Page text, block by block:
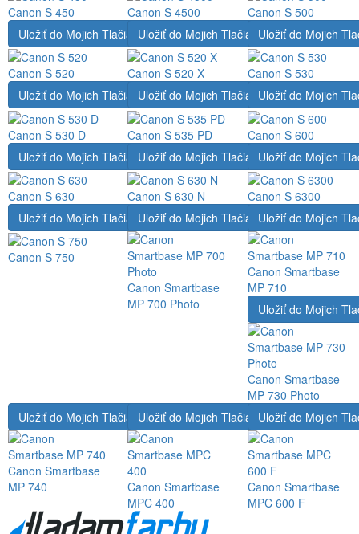
Canon S 450 Canon S 4500
Canon S 500
Uložiť do Mojich Tlačiarní
Canon S 520
Uložiť do Mojich Tlačiarní
Canon S 520 X
Uložiť do Mojich
Canon S 530
Uložiť do Mojich Tlačiarní
Canon S 530 D
Uložiť do Mojich Tlačiarní
Canon S 535 PD
Uložiť do Mojich
Canon S 600
Uložiť do Mojich Tlačiarní
Canon S 630
Uložiť do Mojich Tlačiarní
Canon S 630 N
Uložiť do Mojich
Canon S 6300
Uložiť do Mojich Tlačiarní
Canon S 750
Uložiť do Mojich Tlačiarní
Canon Smartbase
MP 700 Photo
Uložiť do Mojich
Canon Smartbase
MP 710
Uložiť do Mojich
Canon Smartbase
MP 730 Photo
Uložiť do Mojich Tlačiarní
Canon Smartbase
MP 740
Uložiť do Mojich Tlačiarní
Canon Smartbase
MPC 400
Uložiť do Mojich
Canon Smartbase
MPC 600 F